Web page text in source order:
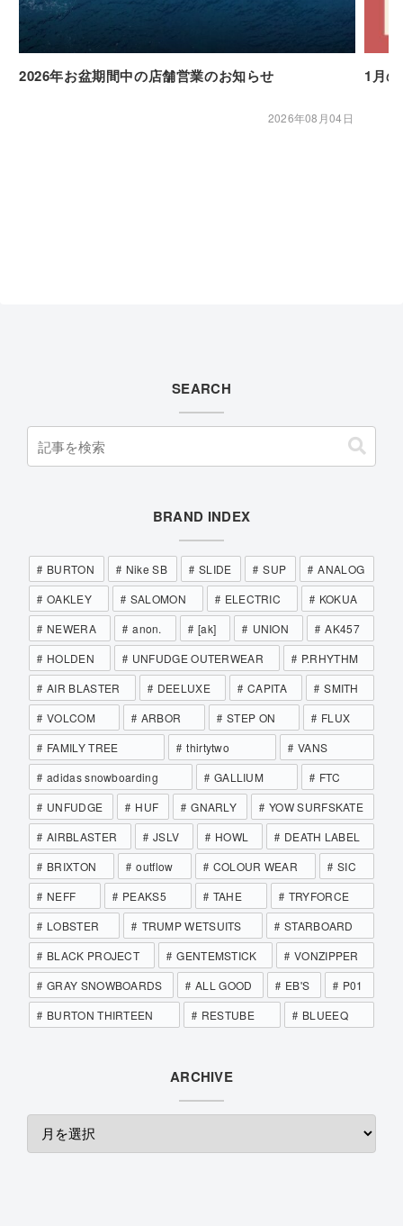
2026年お盆期間中の店舗営業のお知らせ
2026年08月04日
1月
SEARCH
BRAND INDEX
BURTON Nike SB SLIDE SUP
ANALOG
OAKLEY
SALOMON ELECTRIC
KOKUA
NEWERA
anon. [ak] UNION
AK457
HOLDEN
UNFUDGE OUTERWEAR
P.RHYTHM
AIR BLASTER
DEELUXE CAPITA
SMITH
VOLCOM
ARBOR STEP ON
FLUX
FAMILY TREE
thirtytwo
VANS
adidas snowboarding
GALLIUM
FTC
UNFUDGE
HUF GNARLY
YOW SURFSKATE
AIRBLASTER
JSLV HOWL
DEATH LABEL
BRIXTON
outflow COLOUR WEAR
SIC
NEFF
PEAKS5 TAHE
TRYFORCE
LOBSTER
TRUMP WETSUITS
STARBOARD
BLACK PROJECT
GENTEMSTICK
VONZIPPER
GRAY SNOWBOARDS
ALL GOOD EB'S
P01
BURTON THIRTEEN
RESTUBE BLUEEQ
ARCHIVE